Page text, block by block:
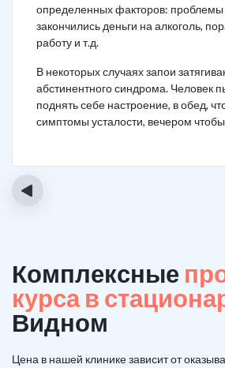
определенных факторов: проблемы
закончились деньги на алкоголь,
работу и т.д.
В некоторых случаях запои
абстинентного синдрома. Человек
поднять себе настроение, в обед,
симптомы усталости, вечером чтобы
‹
Комплексные
курса в
Видном
Цена в нашей клинике зависит от